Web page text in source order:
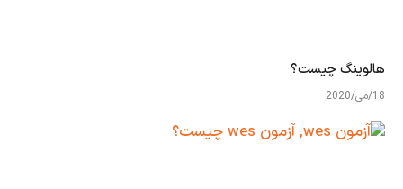
هالوینگ چیست؟
18/می/2020